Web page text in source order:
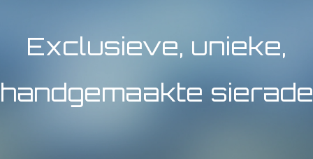
Exclusieve, unieke,
handgemaakte